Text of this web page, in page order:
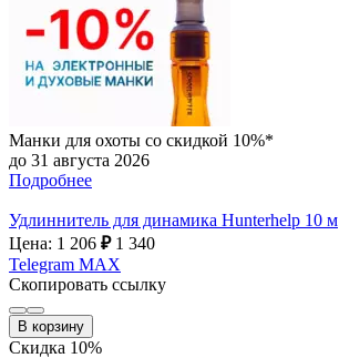
Манки для охоты со скидкой 10%*
до 31 августа 2026
Подробнее
Удлиннитель для динамика Hunterhelp 10 м
Цена: 1 206 ₽ 1 340
Telegram MAX
Скопировать ссылку
В корзину
Скидка 10%